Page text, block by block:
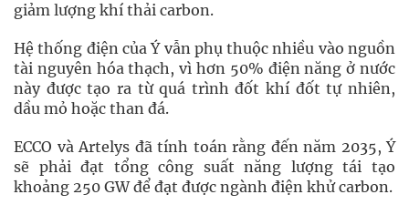
giảm lượng khí thải carbon.
Hệ thống điện của Ý vẫn phụ thuộc nhiều vào nguồn
tài nguyên hóa thạch, vì hơn 50% điện năng ở nước
này được tạo ra từ quá trình đốt khí đốt tự nhiên,
dầu mỏ hoặc than đá.
ECCO và Artelys đã tính toán rằng đến năm 2035, Ý
sẽ phải đạt tổng công suất năng lượng tái tạo
khoảng 250 GW để đạt được ngành điện khử carbon.